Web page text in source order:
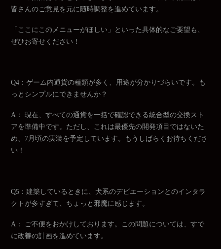
皆さんのご意見を元に随時調整を進めています。
「ここにこのメニューがほしい」といった具体的なご要望も、
ぜひお寄せください！
Q4：ゲーム内通貨の種類が多く、用途が分かりづらいです。も
っとシンプルにできませんか？
A： 現在、すべての通貨を一括で確認できる統合型の交換スト
アを準備中です。ただし、これは最優先の開発項目ではないた
め、7月頃の実装を予定しています。もうしばらくお待ちくださ
い！
Q5：建築しているときに、犬系のデビエーションとのインタラ
クトが多すぎて、ちょっと邪魔に感じます。
A： ご不便をおかけしております。この問題については、すで
に改善の計画を進めています。